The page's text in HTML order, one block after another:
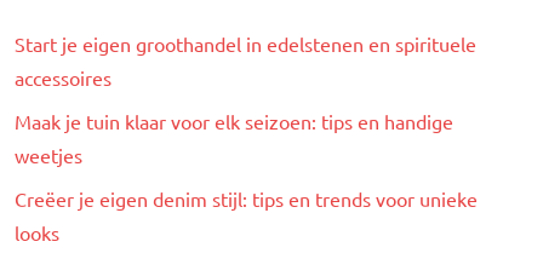
Start je eigen groothandel in edelstenen en spirituele
accessoires
Maak je tuin klaar voor elk seizoen: tips en handige
weetjes
Creëer je eigen denim stijl: tips en trends voor unieke
looks